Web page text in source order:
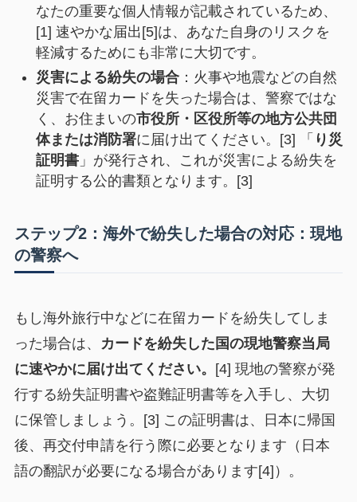
なたの重要な個人情報が記載されているため、
[1] 速やかな届出[5]は、あなた自身のリスクを
軽減するためにも非常に大切です。
災害による紛失の場合：火事や地震などの自然
災害で在留カードを失った場合は、警察ではな
く、お住まいの市役所・区役所等の地方公共団
体または消防署に届け出てください。[3] 「 り災
証明書」が発行され、これが災害による紛失を
証明する公的書類となります。[3]
ステップ2：海外で紛失した場合の対応：現地
の警察へ
もし海外旅行中などに在留カードを紛失してしま
った場合は、
カードを紛失した国の現地警察当局
に速やかに届け出てください。 [4] 現地の警察が発
行する紛失証明書や盗難証明書等を入手し、大切
に保管しましょう。[3] この証明書は、日本に帰国
後、再交付申請を行う際に必要となります（日本
語の翻訳が必要になる場合があります[4]）。